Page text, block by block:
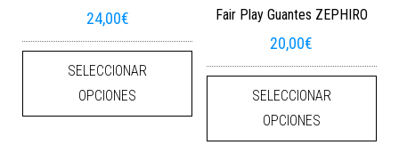
24,00€
SELECCIONAR
OPCIONES
Este producto tiene múltiples
Fair Play Guantes ZEPHIRO
20,00€
SELECCIONAR
OPCIONES